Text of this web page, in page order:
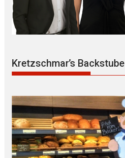
Kretzschmar’s Backstube